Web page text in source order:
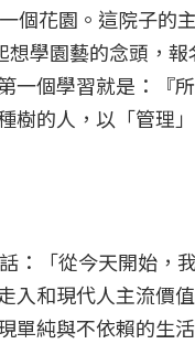
個花園。這院子的
學園藝的念頭，
一個學習就是：『
樹的人，以「管理
：「從今天開始，
入和現代人主流價
單純與不依賴的生